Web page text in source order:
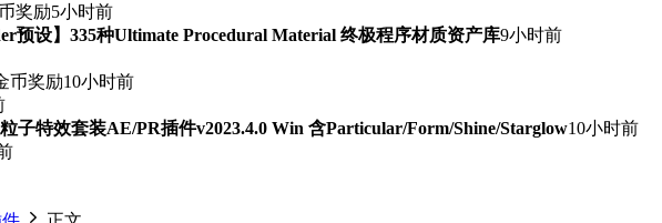
奖励5小时前
预设】335种Ultimate Procedural Material 终极程序材质资产库9小时前
币奖励10小时前
子特效套装AE/PR插件v2023.4.0 Win 含Particular/Form/Shine/Starglow10小时前